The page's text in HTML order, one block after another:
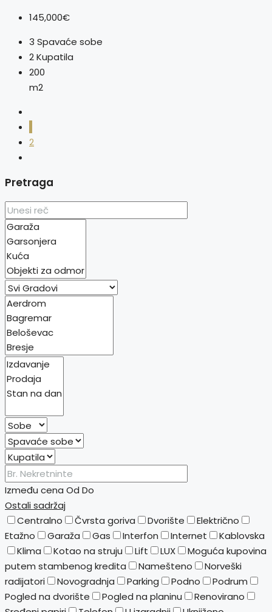
145,000€
3 Spavaće sobe
2Kupatila
200
m2
2
Pretraga
Između cena Od Do
Ostali sadržaj
Centralno
Čvrsta goriva Dvorište
Električno
Etažno
Garaža Gas Interfon Internet
Kablovska
Klima
Kotao na struju Lift LUX
Moguća kupovina
putem stambenog kredita
Namešteno
Norveški
radijatori
Novogradnja Parking Podno
Podrum
Pogled na dvorište
Pogled na planinu
Renovirano